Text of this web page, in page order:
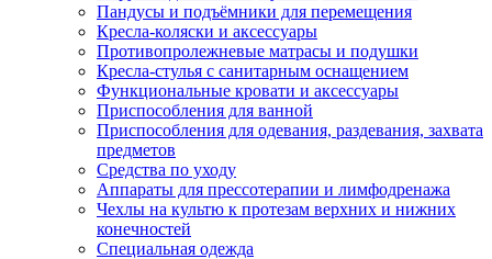
Пандусы и подъёмники для перемещения
Кресла-коляски и аксессуары
Противопролежневые матрасы и подушки
Кресла-стулья с санитарным оснащением
Функциональные кровати и аксессуары
Приспособления для ванной
Приспособления для одевания, раздевания, захвата
предметов
Средства по уходу
Аппараты для прессотерапии и лимфодренажа
Чехлы на культю к протезам верхних и нижних
конечностей
Специальная одежда